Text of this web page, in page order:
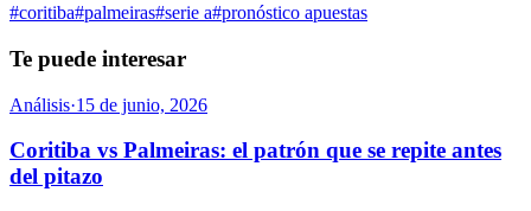
#coritiba#palmeiras#serie a#pronóstico apuestas
Te puede interesar
Análisis·15 de junio, 2026
Coritiba vs Palmeiras: el patrón que se repite antes
del pitazo